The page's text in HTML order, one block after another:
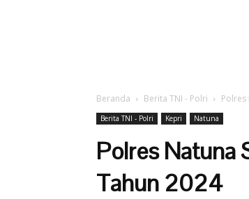
Beranda Berita TNI - Polri Polres
Berita TNI - Polri Kepri Natuna
Polres Natuna
Tahun 2024